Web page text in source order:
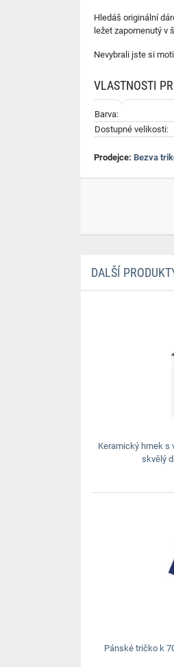
Hledáš originální
ležet zapomenutý v
Nevybrali jste si
VLASTNOSTI
Barva:
Dostupné velikosti:
Prodejce: Bezva
DALŠÍ
Keramický hrnek s
skvělý
Pánské tričko k